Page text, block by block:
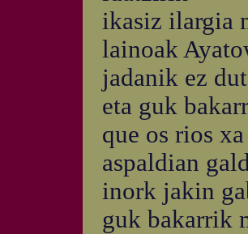
ikasiz ilargia
lainoak
jadanik ez
eta guk
que os rios
aspaldian
inork jakin
guk bakarrik